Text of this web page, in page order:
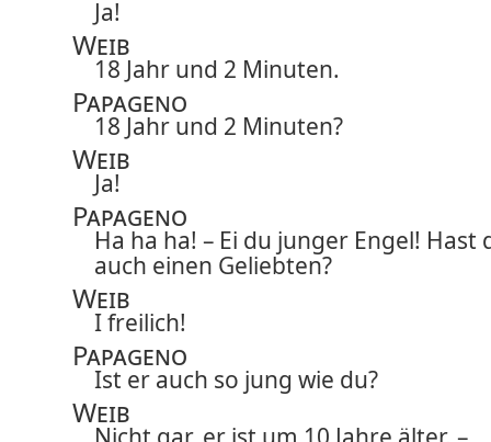
Ja!
Weib
18 Jahr und 2 Minuten.
Papageno
18 Jahr und 2 Minuten?
Weib
Ja!
Papageno
Ha ha ha! – Ei du junger Engel! Hast
auch einen Geliebten?
Weib
I freilich!
Papageno
Ist er auch so jung wie du?
Weib